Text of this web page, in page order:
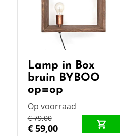
Lamp in Box
bruin BYBOO
op=op
Op voorraad
€ 79,00
€ 59,00